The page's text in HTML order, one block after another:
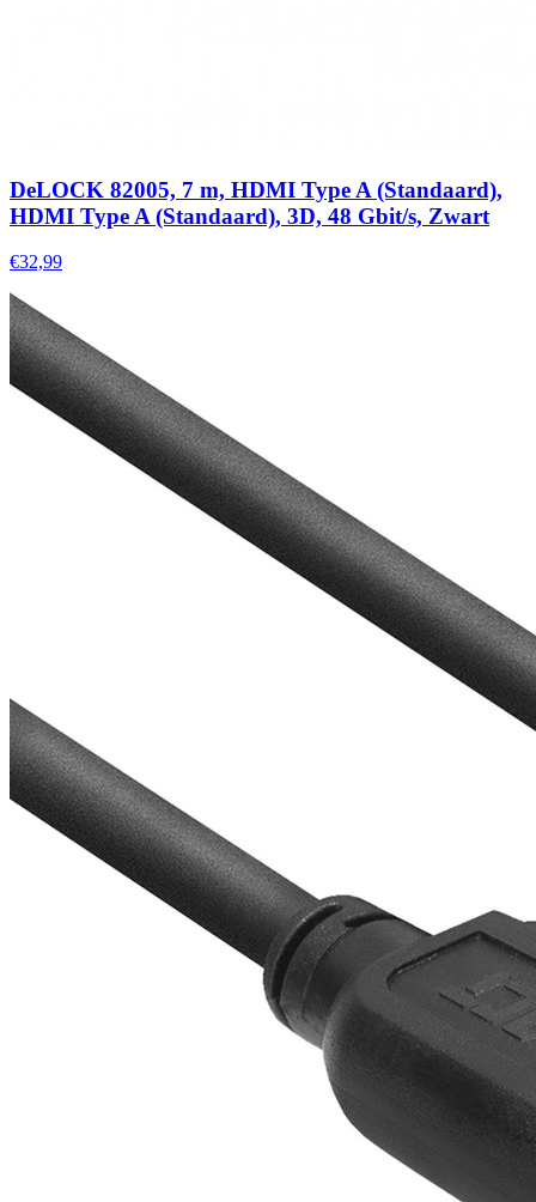
DeLOCK 82005, 7 m, HDMI Type A (Standaard),
HDMI Type A (Standaard), 3D, 48 Gbit/s, Zwart
€32,99